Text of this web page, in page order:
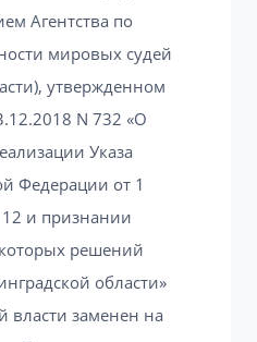
Агентства по
мировых судей
утвержденном
N 732 «О
Указа
Федерации от 1
и признании
решений
области»
власти заменен на